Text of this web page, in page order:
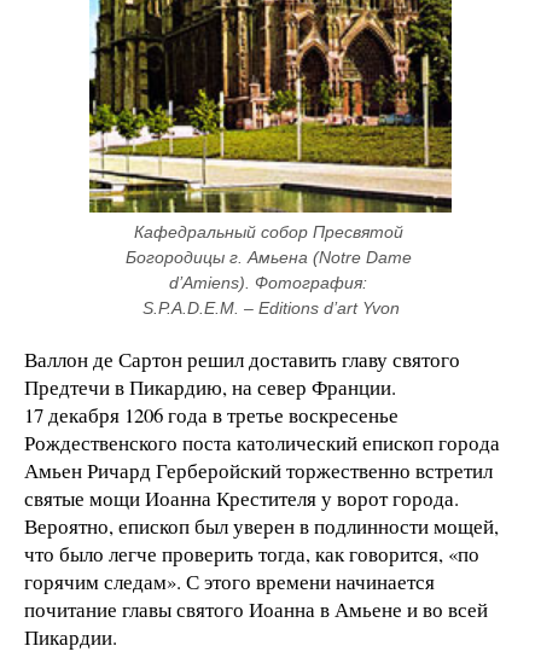
Кафедральный собор Пресвятой
Богородицы г. Амьена (Notre Dame
d’Amiens). Фотография:
S.P.A.D.E.M. – Editions d’art Yvon
Валлон де Сартон решил доставить главу святого
Предтечи в Пикардию, на север Франции.
17 декабря 1206 года в третье воскресенье
Рождественского поста католический епископ города
Амьен Ричард Герберойский торжественно встретил
святые мощи Иоанна Крестителя у ворот города.
Вероятно, епископ был уверен в подлинности мощей,
что было легче проверить тогда, как говорится, «по
горячим следам». С этого времени начинается
почитание главы святого Иоанна в Амьене и во всей
Пикардии.